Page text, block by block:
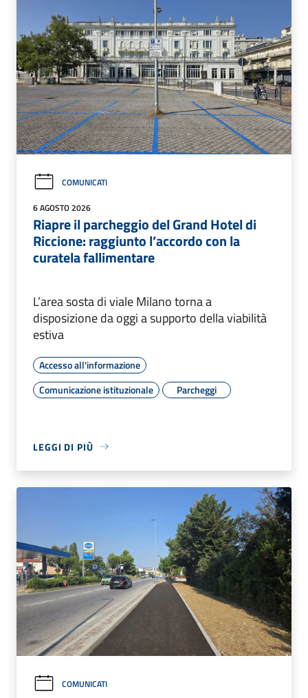
COMUNICATI
6 AGOSTO 2026
Riapre il parcheggio del Grand Hotel di
Riccione: raggiunto l’accordo con la
curatela fallimentare
L’area sosta di viale Milano torna a
disposizione da oggi a supporto della viabilità
estiva
Accesso all'informazione
Comunicazione istituzionale
Parcheggi
LEGGI DI PIÙ
COMUNICATI